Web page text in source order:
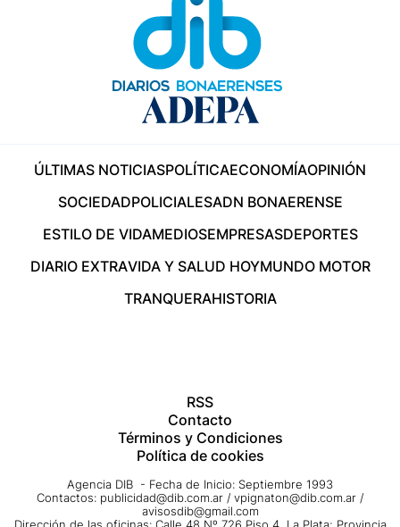
ÚLTIMAS NOTICIASPOLÍTICAECONOMÍAOPINIÓN
SOCIEDADPOLICIALESADN BONAERENSE
ESTILO DE VIDAMEDIOSEMPRESASDEPORTES
DIARIO EXTRAVIDA Y SALUD HOYMUNDO MOTOR
TRANQUERAHISTORIA
RSS
Contacto
Términos y Condiciones
Política de cookies
Agencia DIB - Fecha de Inicio: Septiembre 1993
Contactos: publicidad@dib.com.ar / vpignaton@dib.com.ar /
avisosdib@gmail.com
Dirección de las oficinas: Calle 48 Nº 726 Piso 4, La Plata; Provincia